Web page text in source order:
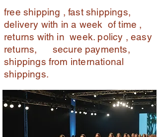
free shipping , fast shippings,
delivery with in a week of time ,
returns with in week. policy , easy
returns, secure payments,
shippings from international
shippings.